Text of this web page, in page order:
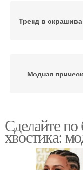
Тренд в
Модная
Модные
Сделайте
хвостика: